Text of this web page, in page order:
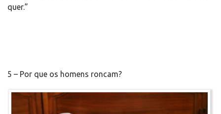
quer.”
5 – Por que os homens roncam?